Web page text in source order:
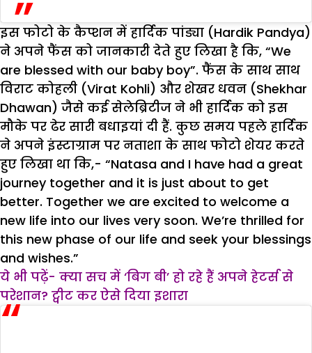
इस फोटो के कैप्शन में हार्दिक पांड्या (Hardik Pandya)
ने अपने फैंस को जानकारी देते हुए लिखा है कि, “We
are blessed with our baby boy”. फैंस के साथ साथ
विराट कोहली (Virat Kohli) और शेखर धवन (Shekhar
Dhawan) जैसे कई सेलेब्रिटीज ने भी हार्दिक को इस
मौके पर ढेर सारी बधाइयां दी हैं. कुछ समय पहले हार्दिक
ने अपने इंस्टाग्राम पर नताशा के साथ फोटो शेयर करते
हुए लिखा था कि,- “Natasa and I have had a great
journey together and it is just about to get
better. Together we are excited to welcome a
new life into our lives very soon. We’re thrilled for
this new phase of our life and seek your blessings
and wishes.”
ये भी पढ़ें- क्या सच में ‘बिग बी’ हो रहे हैं अपने हेटर्स से
परेशान? ट्वीट कर ऐसे दिया इशारा